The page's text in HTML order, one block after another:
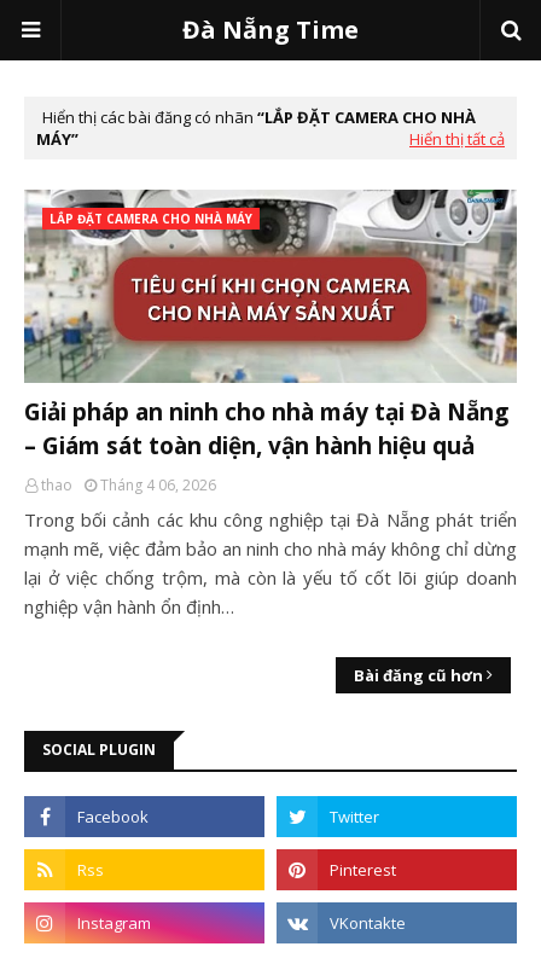
Đà Nẵng Time
Hiển thị các bài đăng có nhãn
LẮP ĐẶT CAMERA CHO NHÀ
MÁY
Hiển thị tất cả
LẮP ĐẶT CAMERA CHO NHÀ MÁY
Giải pháp an ninh cho nhà máy tại Đà Nẵng
– Giám sát toàn diện, vận hành hiệu quả
thao Tháng 4 06, 2026
Trong bối cảnh các khu công nghiệp tại Đà Nẵng phát triển
mạnh mẽ, việc đảm bảo an ninh cho nhà máy không chỉ dừng
lại ở việc chống trộm, mà còn là yếu tố cốt lõi giúp doanh
nghiệp vận hành ổn định…
Bài đăng cũ hơn
SOCIAL PLUGIN